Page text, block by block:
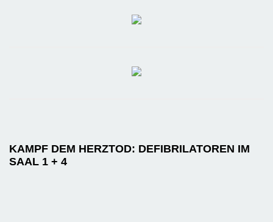
KAMPF DEM HERZTOD: DEFIBRILATOREN IM
SAAL 1 + 4